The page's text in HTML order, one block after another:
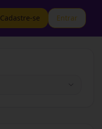
Cadastre-se Entrar